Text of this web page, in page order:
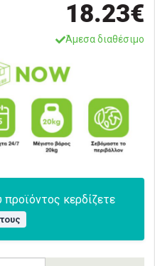
18.23€
Άμεσα διαθέσιμο
κερδίζετε